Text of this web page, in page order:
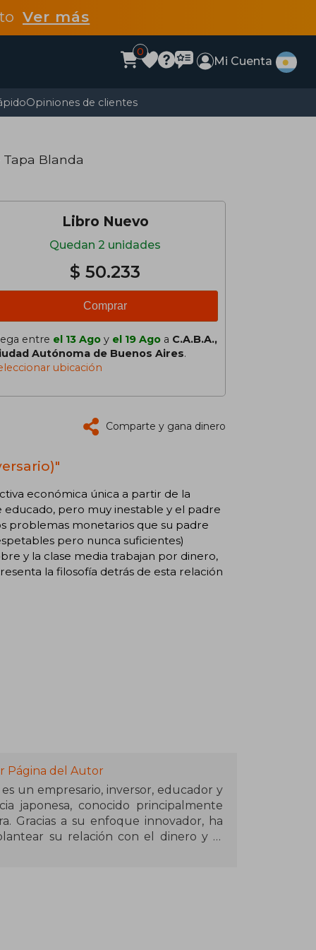
Ver más
0
Mi Cuenta
Opiniones de clientes
Tapa Blanda
Libro Nuevo
Quedan 2 unidades
$ 50.233
Comprar
entre el 13 Ago y el 19 Ago a C.A.B.A.,
Autónoma de Buenos Aires.
ubicación
Comparte y gana dinero
económica única a partir de la
pero muy inestable y el padre
problemas monetarios que su padre
pero nunca suficientes)
y la clase media trabajan por dinero,
la filosofía detrás de esta relación
Página del Autor
un empresario, inversor, educador y
japonesa, conocido principalmente
Gracias a su enfoque innovador, ha
su relación con el dinero y la
económica a través del conocimiento